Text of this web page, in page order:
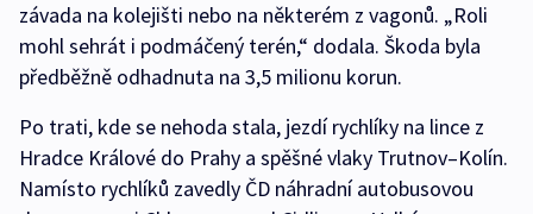
závada na kolejišti nebo na některém z vagonů. „Roli
mohl sehrát i podmáčený terén,“ dodala. Škoda byla
předběžně odhadnuta na 3,5 milionu korun.
Po trati, kde se nehoda stala, jezdí rychlíky na lince z
Hradce Králové do Prahy a spěšné vlaky Trutnov–Kolín.
Namísto rychlíků zavedly ČD náhradní autobusovou